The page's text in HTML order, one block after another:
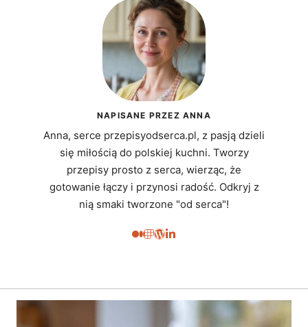
NAPISANE PRZEZ ANNA
Anna, serce przepisyodserca.pl, z pasją dzieli
się miłością do polskiej kuchni. Tworzy
przepisy prosto z serca, wierząc, że
gotowanie łączy i przynosi radość. Odkryj z
nią smaki tworzone "od serca"!